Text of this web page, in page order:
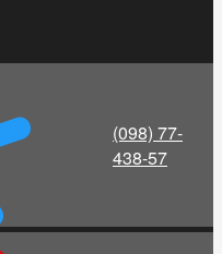
(098) 77-
438-57